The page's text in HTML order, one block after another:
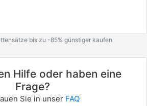
bis zu -85% günstiger kaufen
Hilfe oder haben eine
Frage?
Sie in unser FAQ